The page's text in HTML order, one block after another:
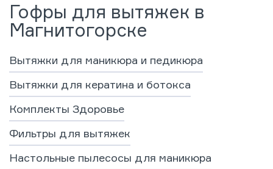
Гофры для вытяжек в
Магнитогорске
Вытяжки для маникюра и педикюра
Вытяжки для кератина и ботокса
Комплекты Здоровье
Фильтры для вытяжек
Настольные пылесосы для маникюра